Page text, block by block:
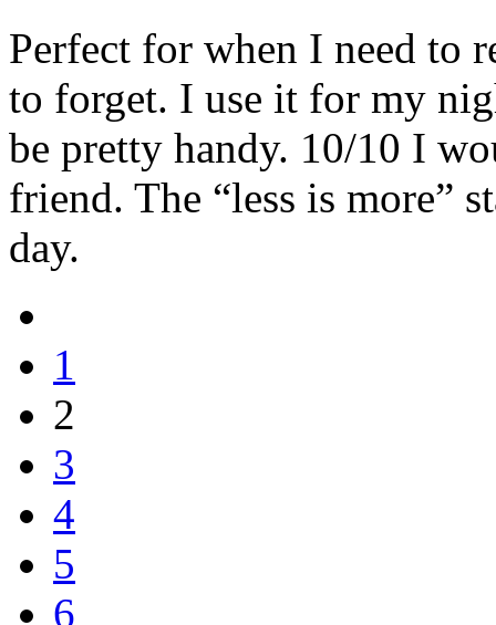
Perfect for when I need to
to forget. I use it for my
be pretty handy. 10/10 I
friend. The “less is more”
day.
1
2
3
4
5
6